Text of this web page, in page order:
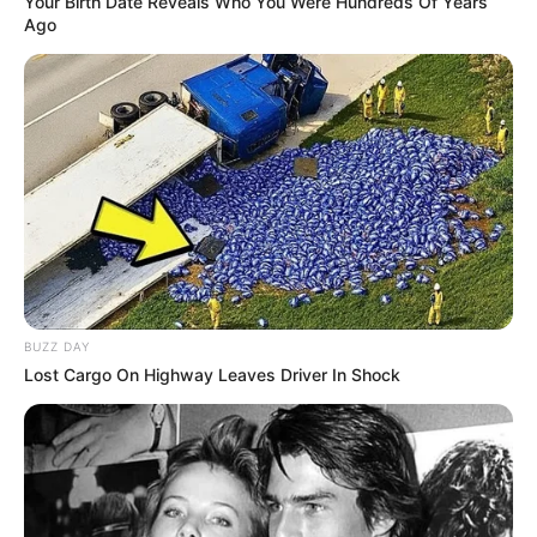
Langka Banget! 10 Pose Lucu
Katak yang Bikin Ketawa
Gemes
Ambyar! 10 Kalimat Baper
Pakai Bahasa Jawa Ini Bikin
Galau Abis
Ago
BUZZ DAY
Lost Cargo On Highway Leaves Driver In Shock